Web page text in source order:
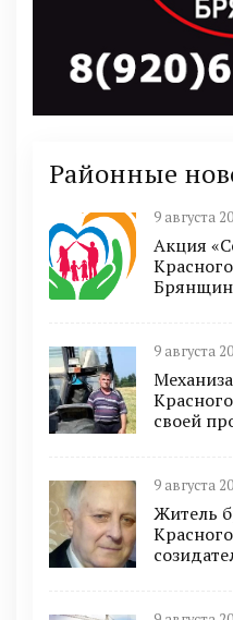
Районные
9 августа
Акция
9 августа
своей
9 августа
Житель